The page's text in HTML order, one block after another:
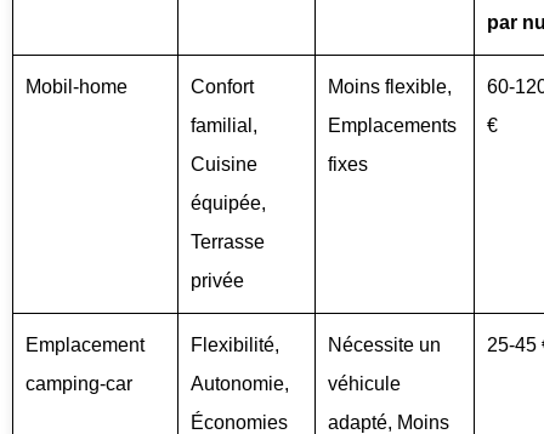
par
Mobil-home
Confort
familial,
Cuisine
équipée,
Terrasse
privée
Moins flexible,
Emplacements
fixes
60-
€
Emplacement
camping-car
Flexibilité,
Autonomie,
Économies
Nécessite un
véhicule
adapté, Moins
25-45